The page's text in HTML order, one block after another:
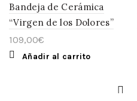
Bandeja de Cerámica
“Virgen de los Dolores”
109,00€
Añadir al carrito